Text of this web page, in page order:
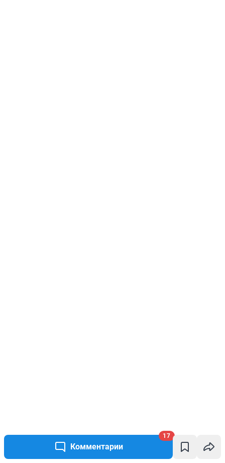
Комментарии
17